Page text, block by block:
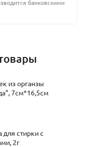
банковскими
из органзы
7см*16,5см
для стирки с
2г